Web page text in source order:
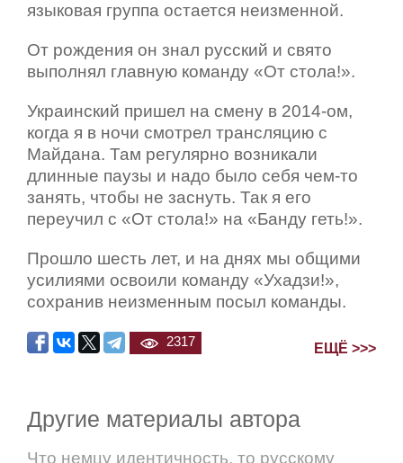
языковая группа остается неизменной.
От рождения он знал русский и свято
выполнял главную команду «От стола!».
Украинский пришел на смену в 2014-ом,
когда я в ночи смотрел трансляцию с
Майдана. Там регулярно возникали
длинные паузы и надо было себя чем-то
занять, чтобы не заснуть. Так я его
переучил с «От стола!» на «Банду геть!».
Прошло шесть лет, и на днях мы общими
усилиями освоили команду «Ухадзи!»,
сохранив неизменным посыл команды.
2317 ЕЩЁ >>>
Другие материалы автора
Что немцу идентичность, то русскому